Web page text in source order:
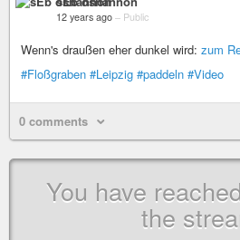
12 years ago – Public
Wenn's draußen eher dunkel wird: zum
#Floßgraben #Leipzig #paddeln #Video
0 comments
You have
the